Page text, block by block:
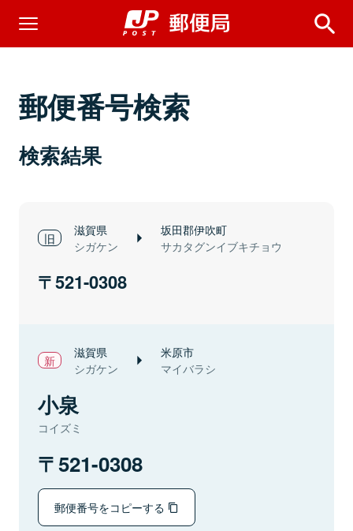
郵便番号検索
検索結果
滋賀県
シガケン
坂田郡伊吹町
サカタグンイブキチョウ
521-0308
滋賀県
シガケン
米原市
マイバラシ
小泉
コイズミ
521-0308
郵便番号をコピーする